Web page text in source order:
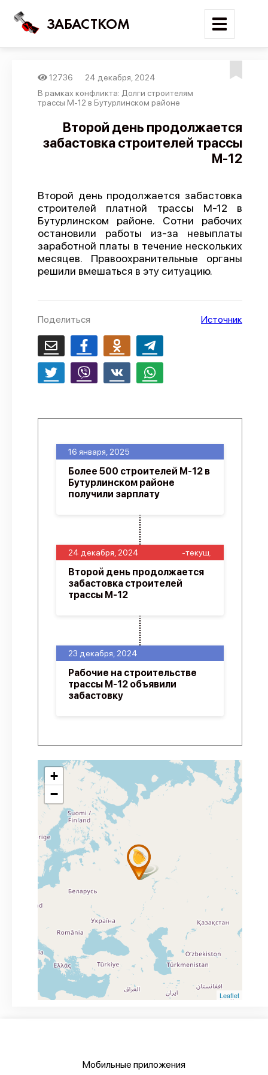
ЗАБАСТКОМ
Войти
Поиск
Новости
Отчеты
Предложить публикацию
Справочник
API
12736
24 декабря, 2024
В рамках конфликта: Долги строителям
трассы М-12 в Бутурлинском районе
Второй день продолжается
забастовка строителей трассы
М-12
Второй день продолжается забастовка
строителей платной трассы М-12 в
Бутурлинском районе. Сотни рабочих
остановили работы из-за невыплаты
заработной платы в течение нескольких
месяцев. Правоохранительные органы
решили вмешаться в эту ситуацию.
Поделиться Источник
23 декабря, 2024
Рабочие на строительстве
трассы М-12 объявили
забастовку
24 декабря, 2024 -текущ.
Второй день продолжается
забастовка строителей
трассы М-12
16 января, 2025
Более 500 строителей М-12 в
Бутурлинском районе
получили зарплату
+
−
Leaflet
Мобильные приложения